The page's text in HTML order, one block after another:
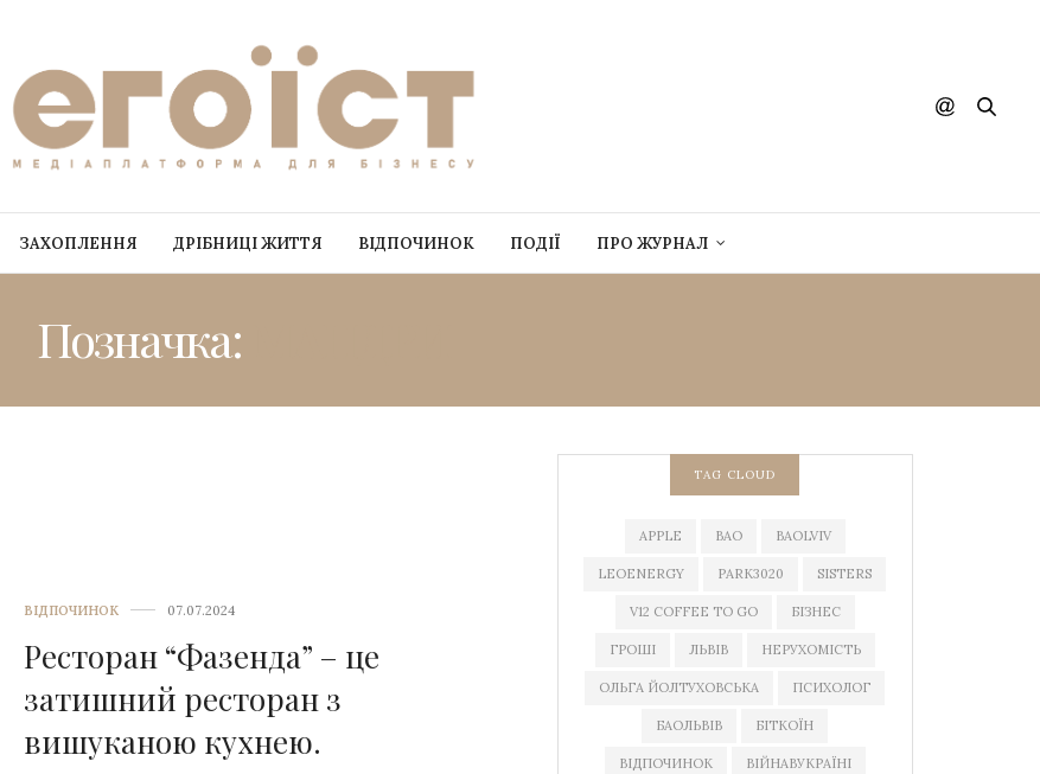
ЗАХОПЛЕННЯ ДРІБНИЦІ ЖИТТЯ ВІДПОЧИНОК ПОДІЇ ПРО ЖУРНАЛ
Позначка:
ВІДПОЧИНОК 07.07.2024
Ресторан “Фазенда” – це
затишний ресторан з
вишуканою кухнею.
TAG CLOUD
APPLE BAO BAOLVIV
LEOENERGY PARK3020 SISTERS
V12 COFFEE TO GO БІЗНЕС
ГРОШІ ЛЬВІВ НЕРУХОМІСТЬ
ОЛЬГА ЙОЛТУХОВСЬКА ПСИХОЛОГ
БАОЛЬВІВ БІТКОЇН
ВІДПОЧИНОК ВІЙНАВУКРАЇНІ